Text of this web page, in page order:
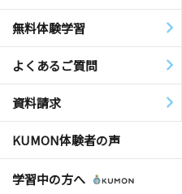
無料体験学習
よくあるご質問
資料請求
KUMON体験者の声
学習中の方へ